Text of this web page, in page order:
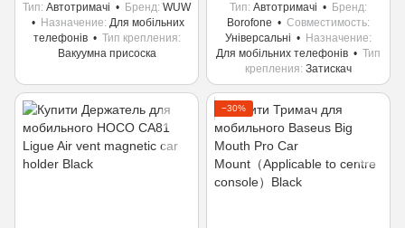
Тип Автотримачі Бренд WUW
Назначение Для мобільних
телефонів
Тип крепления
Вакуумна присоска
Тип Автотримачі
Бренд
Borofone
Совместимость
Універсальні
Назначение
Для мобільних телефонів
Тип
крепления Затискач
−30%